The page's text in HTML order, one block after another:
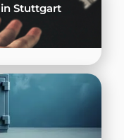
in Stuttgart